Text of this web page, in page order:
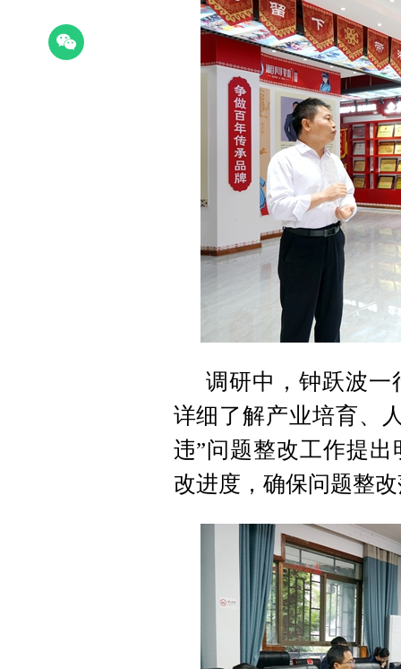
调研中，钟跃波一
详细了解产业培育、
违”问题整改工作提
改进度，确保问题整